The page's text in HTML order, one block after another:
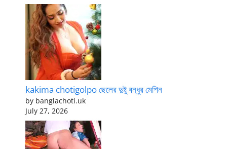
kakima chotigolpo ছেলের দুষ্টু বন্ধুর মেশিন
by banglachoti.uk
July 27, 2026